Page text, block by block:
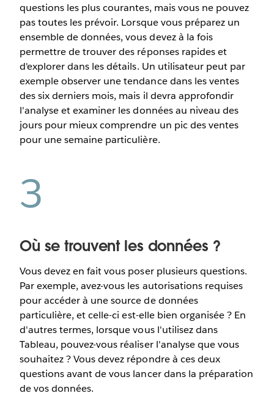
questions les plus courantes, mais vous ne pouvez
pas toutes les prévoir. Lorsque vous préparez un
ensemble de données, vous devez à la fois
permettre de trouver des réponses rapides et
d'explorer dans les détails. Un utilisateur peut par
exemple observer une tendance dans les ventes
des six derniers mois, mais il devra approfondir
l'analyse et examiner les données au niveau des
jours pour mieux comprendre un pic des ventes
pour une semaine particulière.
3
Où se trouvent les données ?
Vous devez en fait vous poser plusieurs questions.
Par exemple, avez-vous les autorisations requises
pour accéder à une source de données
particulière, et celle-ci est-elle bien organisée ? En
d'autres termes, lorsque vous l'utilisez dans
Tableau, pouvez-vous réaliser l'analyse que vous
souhaitez ? Vous devez répondre à ces deux
questions avant de vous lancer dans la préparation
de vos données.